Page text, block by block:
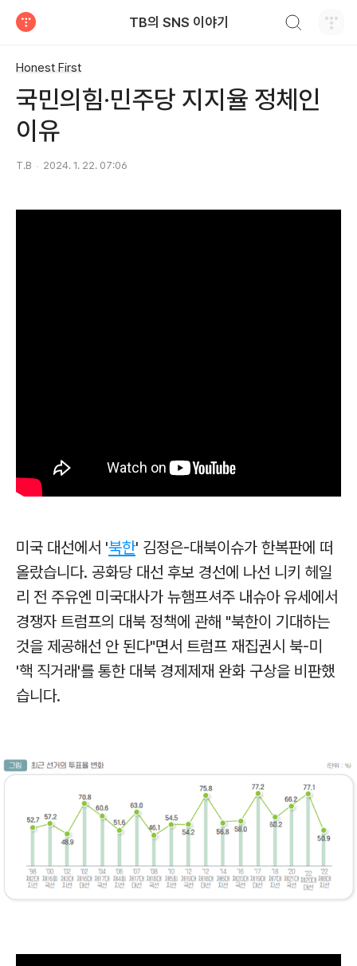
TB의 SNS 이야기
Honest First
국민의힘·민주당 지지율 정체인
이유
T.B 2024. 1. 22. 07:06
미국 대선에서 '북한' 김정은-대북이슈가 한복판에 떠
올랐습니다. 공화당 대선 후보 경선에 나선 니키 헤일
리 전 주유엔 미국대사가 뉴햄프셔주 내슈아 유세에서
경쟁자 트럼프의 대북 정책에 관해 "북한이 기대하는
것을 제공해선 안 된다"면서 트럼프 재집권시 북-미
'핵 직거래'를 통한 대북 경제제재 완화 구상을 비판했
습니다.